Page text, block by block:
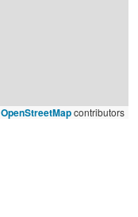
OpenStreetMapcontributors